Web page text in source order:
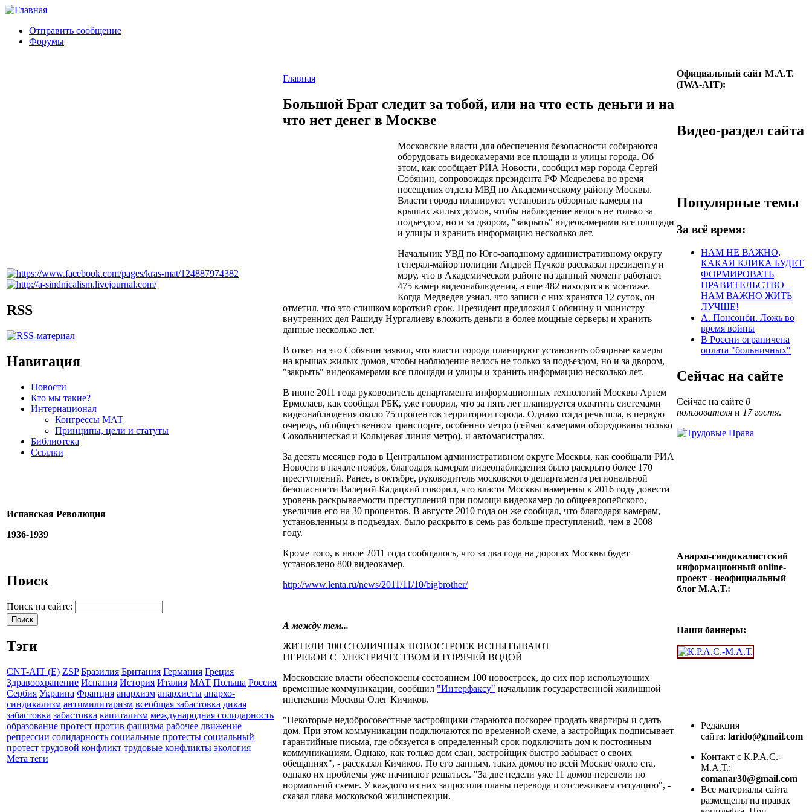
Отправить сообщение
Форумы
RSS
Навигация
Новости
Кто мы такие?
Интернационал
Конгрессы МАТ
Принципы, цели и статуты
Библиотека
Ссылки
Испанская Революция
1936-1939
Поиск
Поиск на сайте:
Тэги
CNT-AIT (E) ZSP Бразилия Британия Германия Греция
Здравоохранение Испания История Италия МАТ Польша Россия
Сербия Украина Франция анархизм анархисты анархо-
синдикализм антимилитаризм всеобщая забастовка дикая
забастовка забастовка капитализм международная солидарность
образование протест против фашизма рабочее движение
репрессии солидарность социальные протесты социальный
протест трудовой конфликт трудовые конфликты экология
Мета теги
Главная
Большой Брат следит за тобой, или на что есть деньги и на
что нет денег в Москве
Московские власти для обеспечения безопасности собираются
оборудовать видеокамерами все площади и улицы города. Об
этом, как сообщает РИА Новости, сообщил мэр города Сергей
Собянин, сопровождая президента РФ Медведева во время
посещения отдела МВД по Академическому району Москвы.
Власти города планируют установить обзорные камеры на
крышах жилых домов, чтобы наблюдение велось не только за
подъездом, но и за двором, "закрыть" видеокамерами все площади
и улицы и хранить информацию несколько лет.
Начальник УВД по Юго-западному административному округу
генерал-майор полиции Андрей Пучков рассказал президенту и
мэру, что в Академическом районе на данный момент работают
475 камер видеонаблюдения, а еще 482 находятся в монтаже.
Когда Медведев узнал, что записи с них хранятся 12 суток, он
отметил, что это слишком короткий срок. Президент предложил Собянину и министру
внутренних дел Рашиду Нургалиеву вложить деньги в более мощные серверы и хранить
данные несколько лет.
В ответ на это Собянин заявил, что власти города планируют установить обзорные камеры
на крышах жилых домов, чтобы наблюдение велось не только за подъездом, но и за двором,
"закрыть" видеокамерами все площади и улицы и хранить информацию несколько лет.
В июне 2011 года руководитель департамента информационных технологий Москвы Артем
Ермолаев, как сообщал РБК, уже говорил, что за пять лет планируется охватить системами
видеонаблюдения около 75 процентов территории города. Однако тогда речь шла, в первую
очередь, об общественном транспорте, особенно метро (сейчас камерами оборудованы только
Сокольническая и Кольцевая линия метро), и автомагистралях.
За десять месяцев года в Центральном административном округе Москвы, как сообщали РИА
Новости в начале ноября, благодаря камерам видеонаблюдения было раскрыто более 170
преступлений. Ранее, в октябре, руководитель московского департамента региональной
безопасности Валерий Кадацкий говорил, что власти Москвы намерены к 2016 году довести
уровень раскрываемости преступлений при помощи видеокамер до общеевропейского,
увеличив его на 30 процентов. В августе 2010 года он же сообщал, что благодаря камерам,
установленным в подъездах, было раскрыто в семь раз больше преступлений, чем в 2008
году.
Кроме того, в июле 2011 года сообщалось, что за два года на дорогах Москвы будет
установлено 800 видеокамер.
http://www.lenta.ru/news/2011/11/10/bigbrother/
А между тем...
ЖИТЕЛИ 100 СТОЛИЧНЫХ НОВОСТРОЕК ИСПЫТЫВАЮТ
ПЕРЕБОИ С ЭЛЕКТРИЧЕСТВОМ И ГОРЯЧЕЙ ВОДОЙ
Московские власти обеспокоены состоянием 100 новостроек, до сих пор использующих
временные коммуникации, сообщил "Интерфаксу" начальник государственной жилищной
инспекции Москвы Олег Кичиков.
"Некоторые недобросовестные застройщики стараются поскорее продать квартиры и сдать
дом. При этом коммуникации подключаются по временной схеме, а застройщик подписывает
гарантийные письма, где обязуется в определенный срок подключить дом к постоянным
коммуникациям. Однако, как только дом сдан, застройщик быстро забывает о своих
обещаниях", - рассказал Кичиков. По его данным, таких домов по всей Москве около ста,
однако их проблемы уже начинают решаться. "За две недели уже 11 домов перевели по
нормальной схеме. У каждого из них запросили планы перевода и отслеживаем ситуацию", -
сказал глава московской жилинспекции.
Официальный сайт М.А.Т.
(IWA-AIT):
Видео-раздел сайта
Популярные темы
За всё время:
НАМ НЕ ВАЖНО,
КАКАЯ КЛИКА БУДЕТ
ФОРМИРОВАТЬ
ПРАВИТЕЛЬСТВО –
НАМ ВАЖНО ЖИТЬ
ЛУЧШЕ!
А. Понсонби. Ложь во
время войны
В России ограничена
оплата "больничных"
Сейчас на сайте
Сейчас на сайте 0
пользователя и 17 гостя.
Анархо-синдикалистский
информационный online-
проект - неофициальный
блог М.А.Т.:
Наши баннеры:
Редакция
сайта: larido@gmail.com
Контакт с К.Р.А.С.-
М.А.Т.:
comanar30@gmail.com
Все материалы сайта
размещены на правах